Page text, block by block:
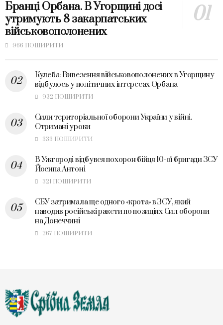
Бранці Орбана. В Угорщині досі
утримують 8 закарпатських
військовополонених
966 ПОШИРИТИ
Кулеба: Вивезення військовополонених в Угорщину
відбулось у політичних інтересах Орбана
932 ПОШИРИТИ
Сили територіальної оборони України у війні.
Отримані уроки
333 ПОШИРИТИ
В Ужгороді відбувся похорон бійця 10-ої бригади ЗСУ
Йосипа Антоні
321 ПОШИРИТИ
СБУ затримала ще одного «крота» в ЗСУ, який
наводив російські ракети по позиціях Сил оборони
на Донеччині
267 ПОШИРИТИ